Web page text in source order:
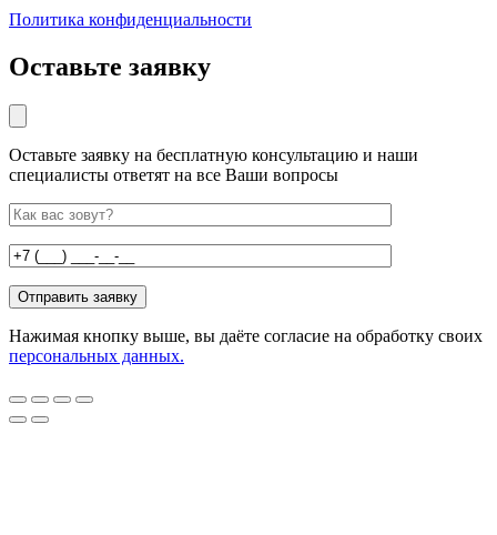
Политика конфиденциальности
Оставьте заявку
Оставьте заявку на бесплатную консультацию и наши
специалисты ответят на все Ваши вопросы
Нажимая кнопку выше, вы даёте согласие на обработку своих
персональных данных.